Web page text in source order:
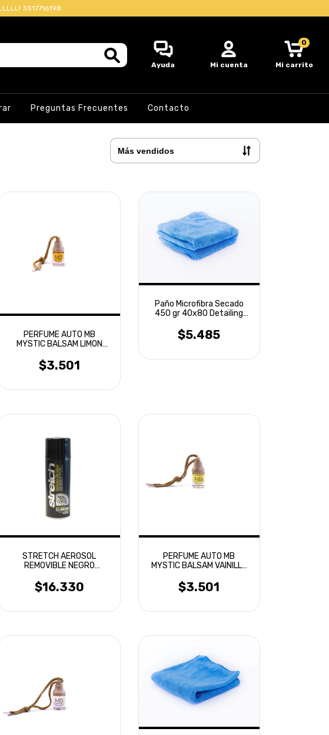
3517716198
Ayuda Mi cuenta Mi carrito
0
Preguntas Frecuentes Contacto
PERFUME AUTO MB
MYSTIC BALSAM LIMON
$3.501
Paño Microfibra Secado
450 gr 40x80 Detailing
$5.485
STRETCH AEROSOL
REMOVIBLE NEGRO
$16.330
PERFUME AUTO MB
MYSTIC BALSAM VAINILLA
$3.501